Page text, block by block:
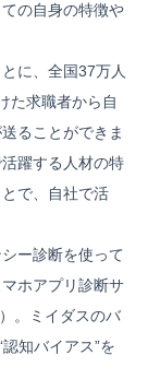
の自身の特徴や
に、全国37万人
た求職者から自
ることができま
躍する人材の特
で、自社で活
ー診断を使って
ホアプリ診断サ
。ミイダスのバ
知バイアス”を